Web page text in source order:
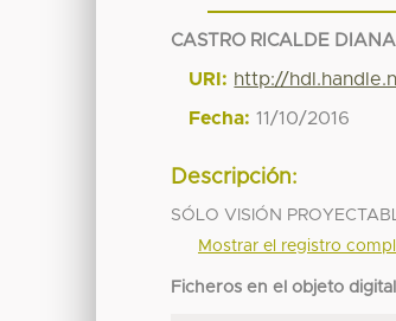
CASTRO RICALDE
URI: http://
Fecha: 11/10/2016
Descripción:
SÓLO VISIÓN
Mostrar el registro
Ficheros en el objeto digital